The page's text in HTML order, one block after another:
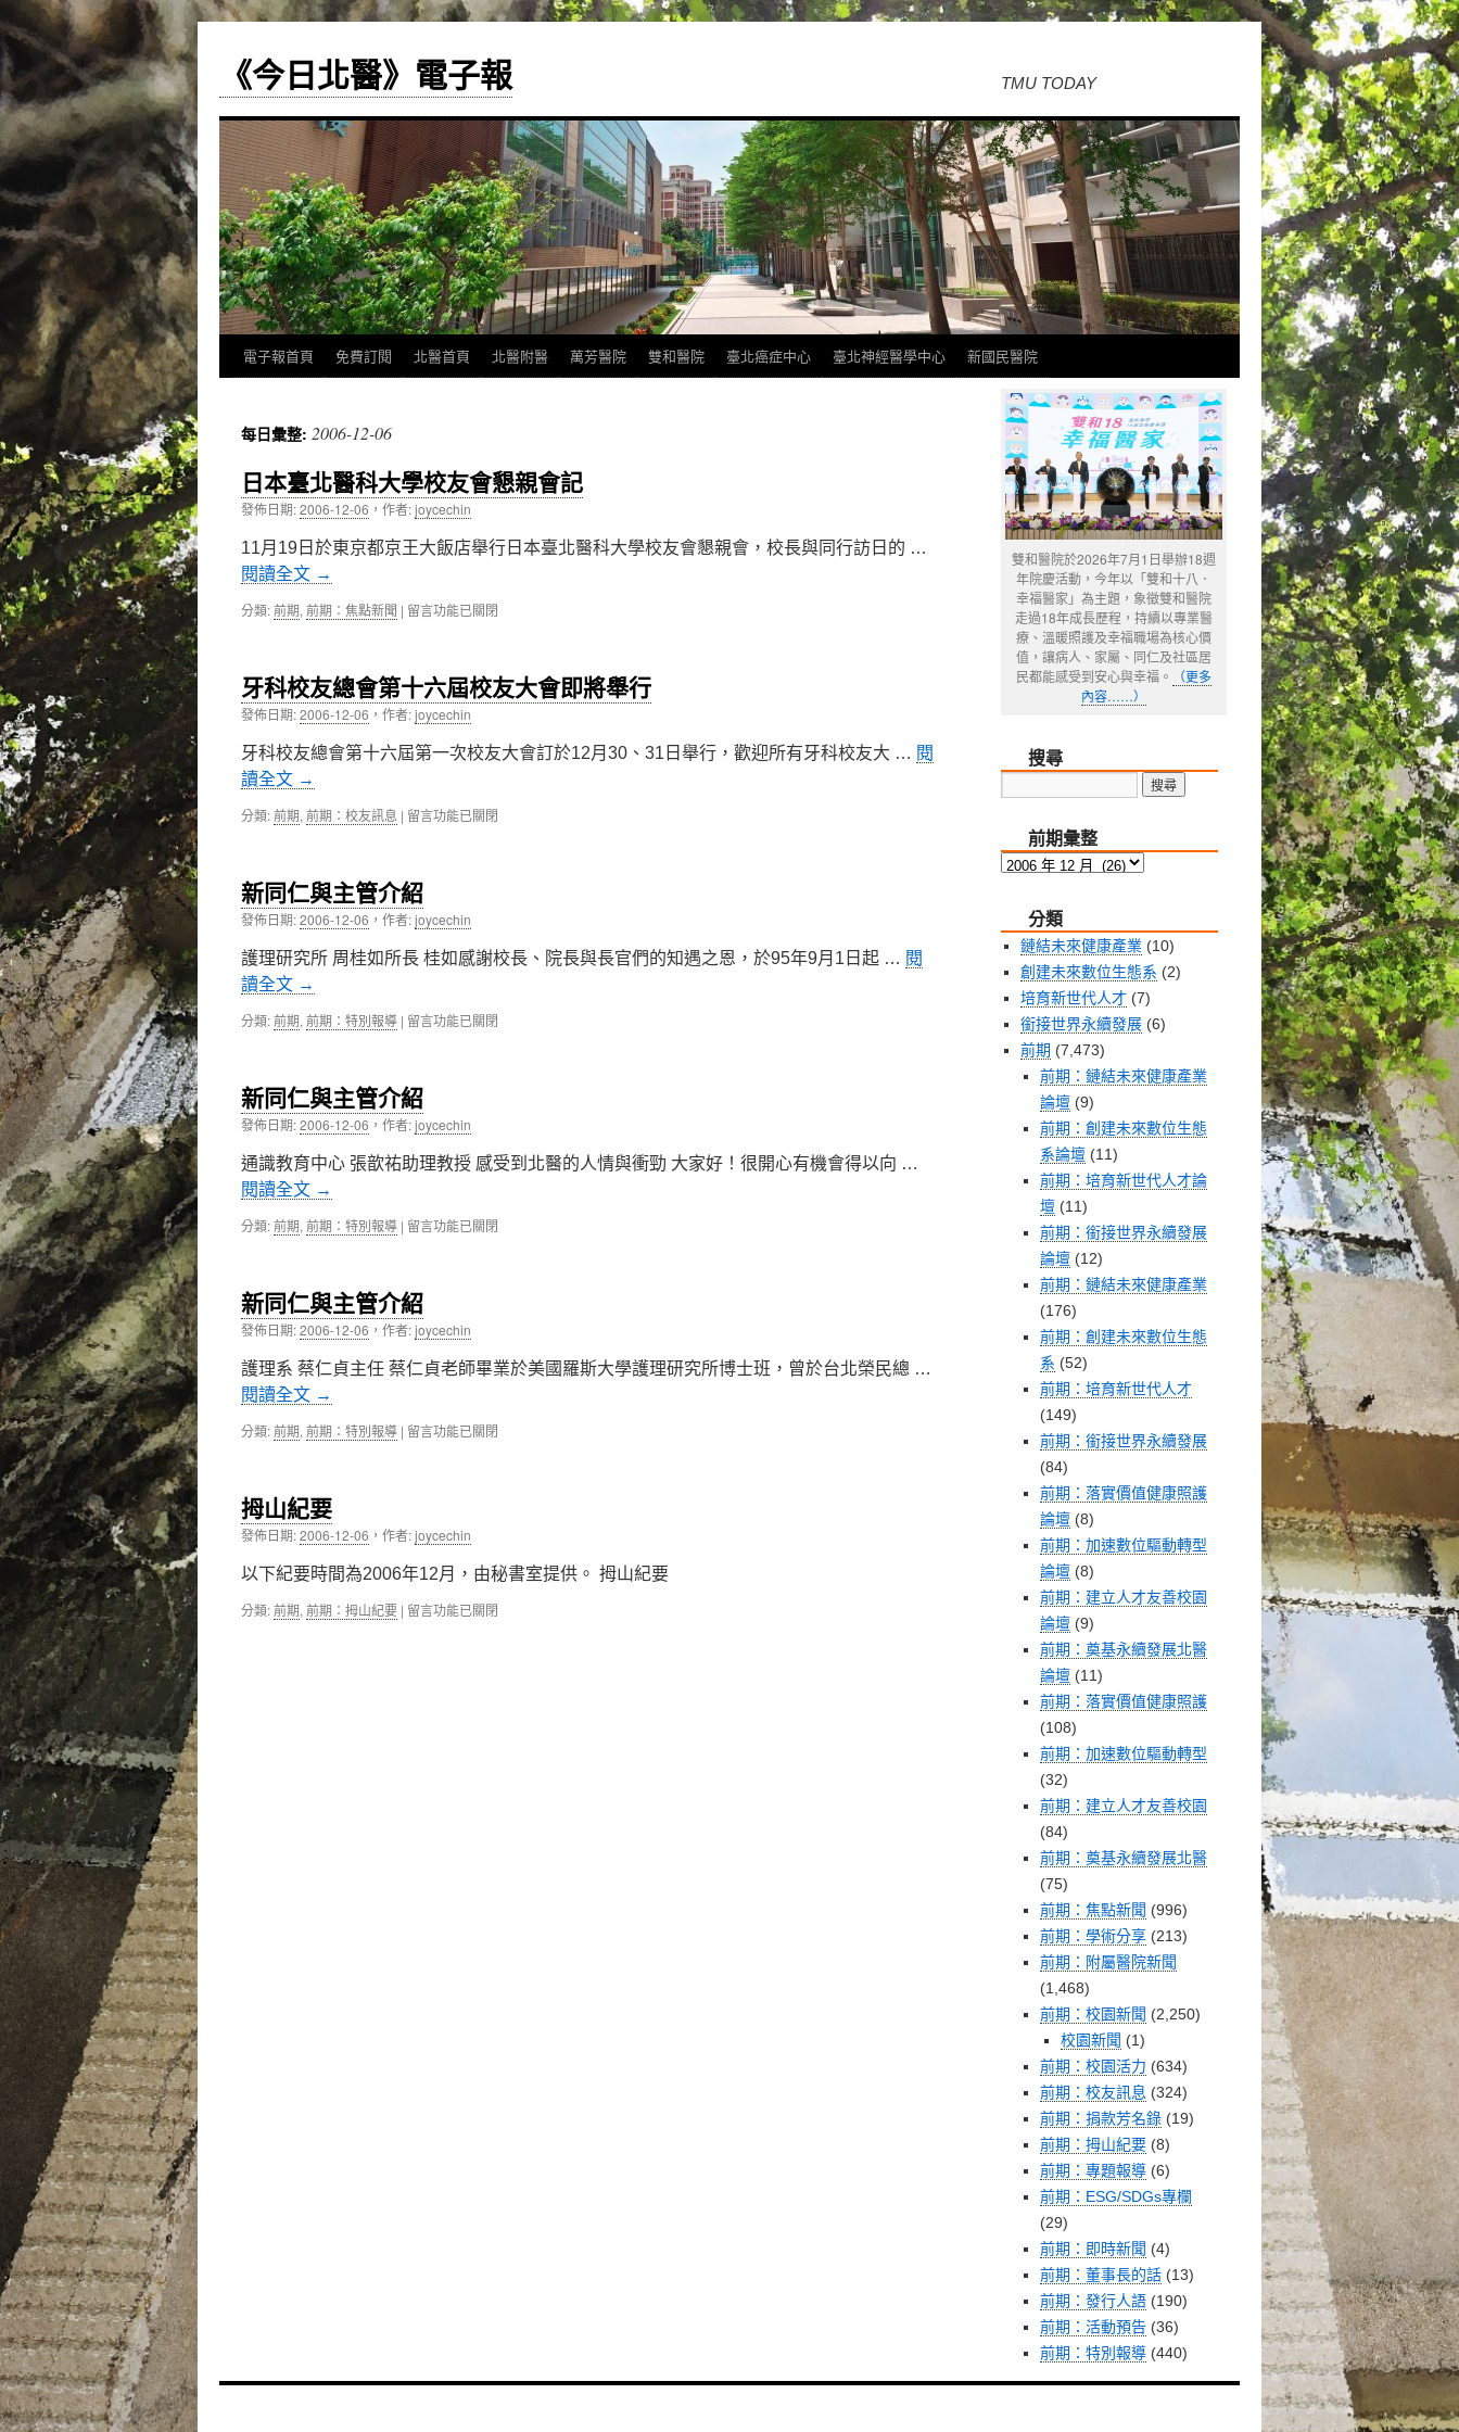
《今日北醫》電子報 TMU TODAY
跳
主
要
內
電子報首頁 免費訂閱 北醫首頁 北醫附醫 萬芳醫院 雙和醫院 臺北癌症中心 臺北神經醫學中心 新國民醫院
每日彙整: 2006-12-06
日本臺北醫科大學校友會懇親會記
發佈日期:2006-12-06 ， 作者:joycechin
11月19日於東京都京王大飯店舉行日本臺北醫科大學校友會懇親會，校長與同行訪日的 …
閱讀全文 →
分類:前期, 前期：焦點新聞 | 在
北
醫
科
大
學
會
會
記〉
中
留言功能已關閉
牙科校友總會第十六屆校友大會即將舉行
發佈日期:2006-12-06 ， 作者:joycechin
牙科校友總會第十六屆第一次校友大會訂於12月30、31日舉行，歡迎所有牙科校友大 … 閱
讀全文 →
分類:前期, 前期：校友訊息 | 在
友
總
會
第
十
校
會
即
將
行〉
留言功能已關閉
新同仁與主管介紹
發佈日期:2006-12-06 ， 作者:joycechin
護理研究所 周桂如所長 桂如感謝校長、院長與長官們的知遇之恩，於95年9月1日起 … 閱
讀全文 →
分類:前期, 前期：特別報導 | 在
與
主
管
介
紹〉
留言功能已關閉
新同仁與主管介紹
發佈日期:2006-12-06 ， 作者:joycechin
通識教育中心 張歆祐助理教授 感受到北醫的人情與衝勁 大家好！很開心有機會得以向 …
閱讀全文 →
分類:前期, 前期：特別報導 | 在
與
主
管
介
紹〉
留言功能已關閉
新同仁與主管介紹
發佈日期:2006-12-06 ， 作者:joycechin
護理系 蔡仁貞主任 蔡仁貞老師畢業於美國羅斯大學護理研究所博士班，曾於台北榮民總 …
閱讀全文 →
分類:前期, 前期：特別報導 | 在
主
管
介
紹〉
中
留言功能已關閉
拇山紀要
發佈日期:2006-12-06 ， 作者:joycechin
以下紀要時間為2006年12月，由秘書室提供。 拇山紀要
分類:前期, 前期：拇山紀要 | 在
留言功能已關閉
雙和醫院於2026年7月1日舉辦18週
年院慶活動，今年以「雙和十八．
幸福醫家」為主題，象徵雙和醫院
走過18年成長歷程，持續以專業醫
療、溫暖照護及幸福職場為核心價
值，讓病人、家屬、同仁及社區居
民都能感受到安心與幸福。
（更多
內容……）
搜尋
前期彙整
前
整
分類
鏈結未來健康產業 (10)
創建未來數位生態系 (2)
培育新世代人才 (7)
銜接世界永續發展 (6)
前期 (7,473)
前期：鏈結未來健康產業
論壇 (9)
前期：創建未來數位生態
系論壇 (11)
前期：培育新世代人才論
壇 (11)
前期：銜接世界永續發展
論壇 (12)
前期：鏈結未來健康產業
(176)
前期：創建未來數位生態
系 (52)
前期：培育新世代人才
(149)
前期：銜接世界永續發展
(84)
前期：落實價值健康照護
論壇 (8)
前期：加速數位驅動轉型
論壇 (8)
前期：建立人才友善校園
論壇 (9)
前期：奠基永續發展北醫
論壇 (11)
前期：落實價值健康照護
(108)
前期：加速數位驅動轉型
(32)
前期：建立人才友善校園
(84)
前期：奠基永續發展北醫
(75)
前期：焦點新聞 (996)
前期：學術分享 (213)
前期：附屬醫院新聞
(1,468)
前期：校園新聞 (2,250)
校園新聞 (1)
前期：校園活力 (634)
前期：校友訊息 (324)
前期：捐款芳名錄 (19)
前期：拇山紀要 (8)
前期：專題報導 (6)
前期：ESG/SDGs專欄
(29)
前期：即時新聞 (4)
前期：董事長的話 (13)
前期：發行人語 (190)
前期：活動預告 (36)
前期：特別報導 (440)